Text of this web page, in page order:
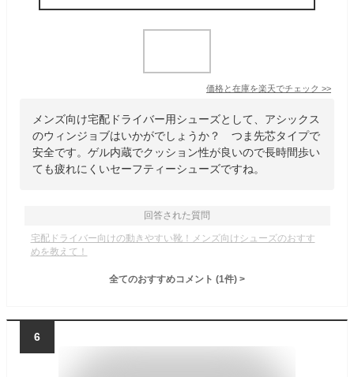
価格と在庫を楽天でチェック >>
メンズ向け宅配ドライバー用シューズとして、アシックス
のウィンジョブはいかがでしょうか？ つま先芯タイプで
安全です。ゲル内蔵でクッション性が良いので長時間歩い
ても疲れにくいセーフティーシューズですね。
回答された質問
宅配ドライバー向けの動きやすい靴！メンズ向けシューズのおすす
めを教えて！
全てのおすすめコメント (1件) >
6